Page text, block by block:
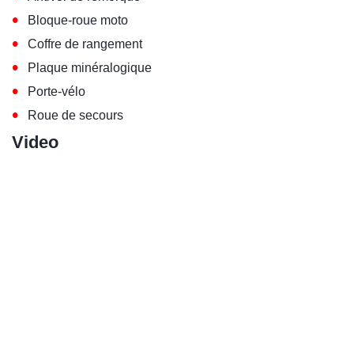
• Bloque-roue moto
• Coffre de rangement
• Plaque minéralogique
• Porte-vélo
• Roue de secours
Video